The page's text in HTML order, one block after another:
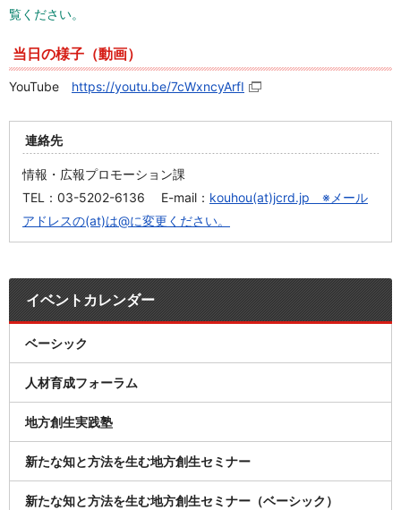
覧ください。
当日の様子（動画）
YouTube https://youtu.be/7cWxncyArfI
連絡先
情報・広報プロモーション課
TEL：03-5202-6136 E-mail： kouhou(at)jcrd.jp ※メール
アドレスの(at)は@に変更ください。
イベントカレンダー
ベーシック
人材育成フォーラム
地方創生実践塾
新たな知と方法を生む地方創生セミナー
新たな知と方法を生む地方創生セミナー（ベーシック）